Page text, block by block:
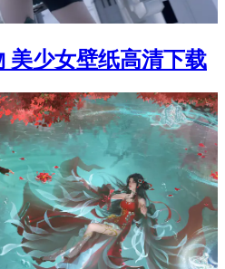
美少女壁纸高清下载